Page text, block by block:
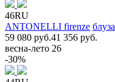
46RU
ANTONELLI firenze блуза
59 080 руб.41 356 руб.
весна-лето 26
-30%